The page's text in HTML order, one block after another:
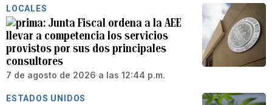
LOCALES
Junta Fiscal ordena a la AEE
llevar a competencia los servicios
provistos por sus dos principales
consultores
7 de agosto de 2026 a las 12:44 p.m.
ESTADOS UNIDOS